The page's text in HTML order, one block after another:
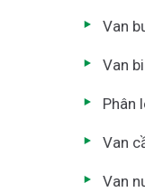
Van
Van
Phân
Van
Van